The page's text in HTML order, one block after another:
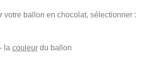
votre ballon en chocolat, sélectionner :
- la couleur du ballon